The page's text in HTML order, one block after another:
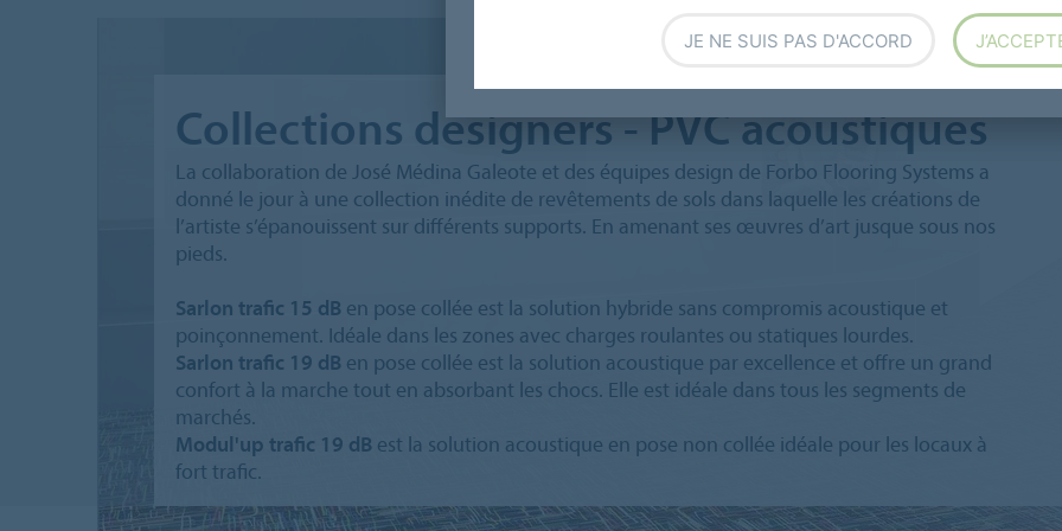
Collections designers - PVC acoustiques
La collaboration de José Médina Galeote et des équipes design de Forbo Flooring Systems a
donné le jour à une collection inédite de revêtements de sols dans laquelle les créations de
l’artiste s’épanouissent sur différents supports. En amenant ses œuvres d’art jusque sous nos
pieds.
Sarlon trafic 15 dB en pose collée est la solution hybride sans compromis acoustique et
poinçonnement. Idéale dans les zones avec charges roulantes ou statiques lourdes.
Sarlon trafic 19 dB en pose collée est la solution acoustique par excellence et offre un grand
confort à la marche tout en absorbant les chocs. Elle est idéale dans tous les segments de
marchés.
Modul'up trafic 19 dB est la solution acoustique en pose non collée idéale pour les locaux à
fort trafic.
JE NE SUIS PAS D'ACCORD